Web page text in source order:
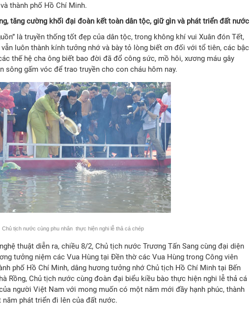
thành phố Hồ Chí Minh.
tăng cường khối đại đoàn kết toàn dân tộc, giữ gìn và phát triển đất nước
là truyền thống tốt đẹp của dân tộc, trong không khí vui Xuân đón Tết,
luôn thành kính tưởng nhớ và bày tỏ lòng biết ơn đối với tổ tiên, các bậc
thế hệ cha ông biết bao đời đã đổ công sức, mồ hôi, xương máu gây
sông gấm vóc để trao truyền cho con cháu hôm nay.
Chủ tịch nước cùng phu nhân thực hiện nghi lễ thả cá chép
thuật diễn ra, chiều 8/2, Chủ tịch nước Trương Tấn Sang cùng đại diện
tưởng niệm các Vua Hùng tại Đền thờ các Vua Hùng trong Công viên
phố Hồ Chí Minh, dâng hương tưởng nhớ Chủ tịch Hồ Chí Minh tại Bến
Rồng, Chủ tịch nước cùng đoàn đại biểu kiều bào thực hiện nghi lễ thả cá
người Việt Nam với mong muốn có một năm mới đầy hạnh phúc, thành
phát triển đi lên của đất nước.